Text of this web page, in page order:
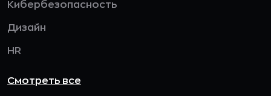
Кибербезопасность
Дизайн
HR
Смотреть все